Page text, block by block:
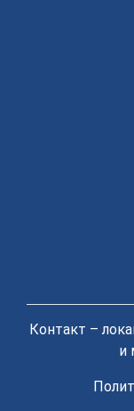
Контакт –
и